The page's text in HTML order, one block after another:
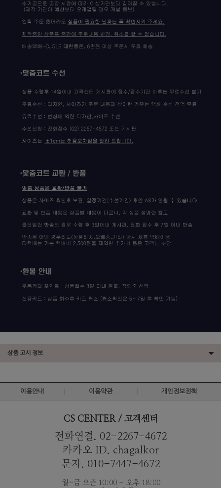
상품 고시 정보
이용안내 이용약관 개인정보정책
CS CENTER / 고객센터
전화연결. 02-2267-4672
카카오 ID. chagalkor
문자. 010-7447-4672
월~금 오즌 10:00 - 오후 18:00